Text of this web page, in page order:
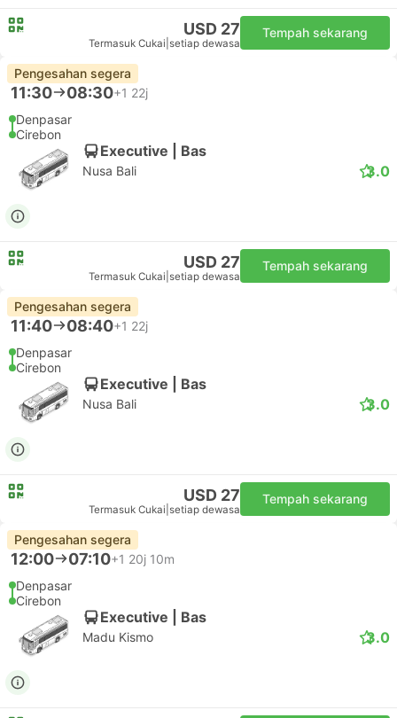
USD 27
Termasuk Cukai setiap dewasa
Tempah sekarang
Pengesahan segera
11:30 08:30+1 22j
Denpasar
Cirebon
Executive | Bas
Nusa Bali 3.0
USD 27
Termasuk Cukai setiap dewasa
Tempah sekarang
Pengesahan segera
11:40 08:40+1 22j
Denpasar
Cirebon
Executive | Bas
Nusa Bali 3.0
USD 27
Termasuk Cukai setiap dewasa
Tempah sekarang
Pengesahan segera
12:00 07:10+1 20j 10m
Denpasar
Cirebon
Executive | Bas
Madu Kismo 3.0